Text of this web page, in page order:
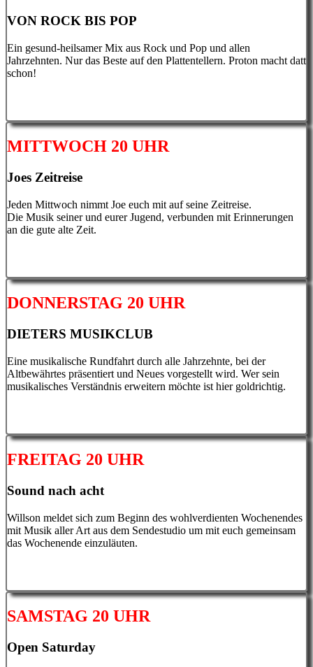
VON ROCK BIS POP
Ein gesund-heilsamer Mix aus Rock und Pop und allen
Jahrzehnten. Nur das Beste auf den Plattentellern. Proton macht datt
schon!
MITTWOCH 20 UHR
Joes Zeitreise
Jeden Mittwoch nimmt Joe euch mit auf seine Zeitreise.
Die Musik seiner und eurer Jugend, verbunden mit Erinnerungen
an die gute alte Zeit.
DONNERSTAG 20 UHR
DIETERS MUSIKCLUB
Eine musikalische Rundfahrt durch alle Jahrzehnte, bei der
Altbewährtes präsentiert und Neues vorgestellt wird. Wer sein
musikalisches Verständnis erweitern möchte ist hier goldrichtig.
FREITAG 20 UHR
Sound nach acht
Willson meldet sich zum Beginn des wohlverdienten Wochenendes
mit Musik aller Art aus dem Sendestudio um mit euch gemeinsam
das Wochenende einzuläuten.
SAMSTAG 20 UHR
Open Saturday